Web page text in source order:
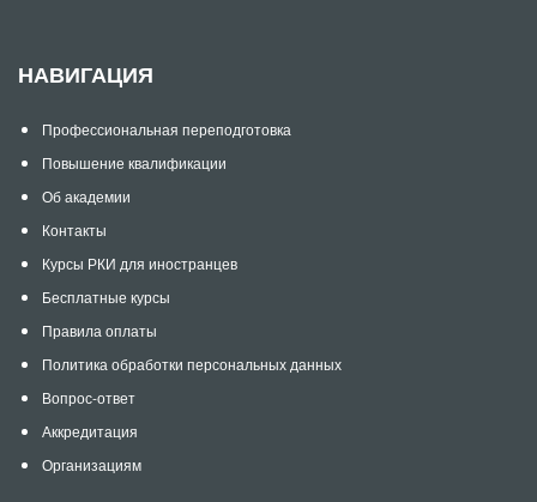
НАВИГАЦИЯ
Профессиональная переподготовка
Повышение квалификации
Об академии
Контакты
Курсы РКИ для иностранцев
Бесплатные курсы
Правила оплаты
Политика обработки персональных данных
Вопрос-ответ
Аккредитация
Организациям